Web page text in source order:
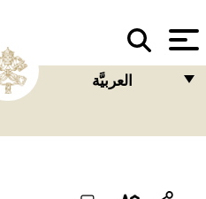
العربيَّة